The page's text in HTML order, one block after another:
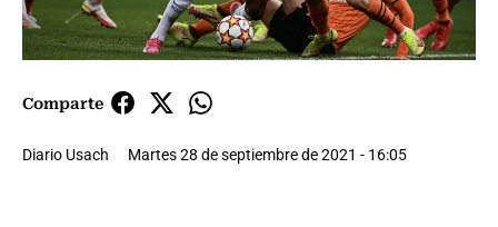
Comparte
Diario Usach Martes 28 de septiembre de 2021 - 16:05